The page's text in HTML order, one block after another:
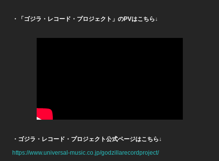
・「ゴジラ・レコード・プロジェクト」のPVはこちら↓
・ゴジラ・レコード・プロジェクト公式ページはこちら↓
https://www.universal-music.co.jp/godzillarecordproject/